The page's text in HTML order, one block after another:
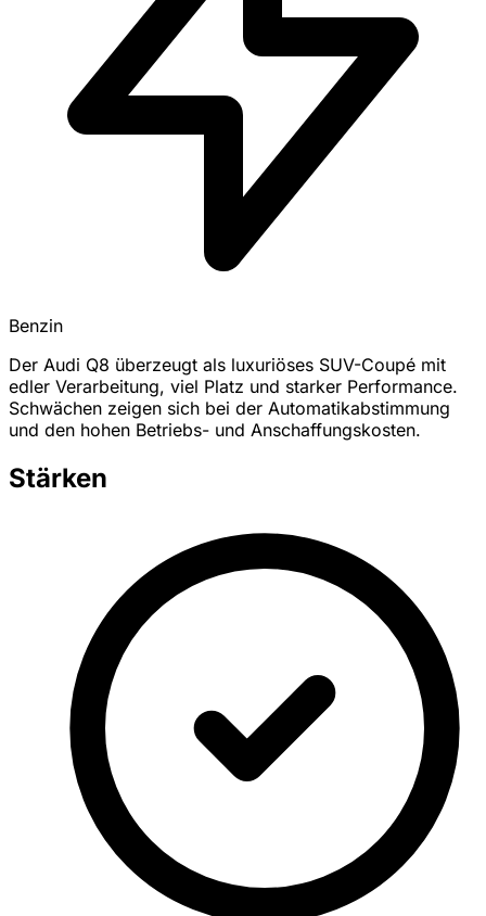
Benzin
Der Audi Q8 überzeugt als luxuriöses SUV-Coupé mit
edler Verarbeitung, viel Platz und starker Performance.
Schwächen zeigen sich bei der Automatikabstimmung
und den hohen Betriebs- und Anschaffungskosten.
Stärken